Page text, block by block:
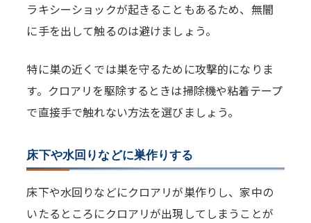
ラキシーショックが起きることもあるため、無闇
に手を出して触るのは避けましょう。
特に巣の近くでは巣を守るために攻撃的になりま
す。クロアリを駆除するときは掃除機や粘着テープ
で直接手で触れない方法を選びましょう。
床下や水回りなどに巣作りする
床下や水回りなどにクロアリが巣作りし、家中の
いたるところにクロアリが出現してしまうことが